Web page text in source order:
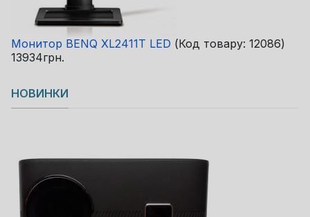
Монитор BENQ XL2411T LED (Код товару: 12086)
13934грн.
НОВИНКИ